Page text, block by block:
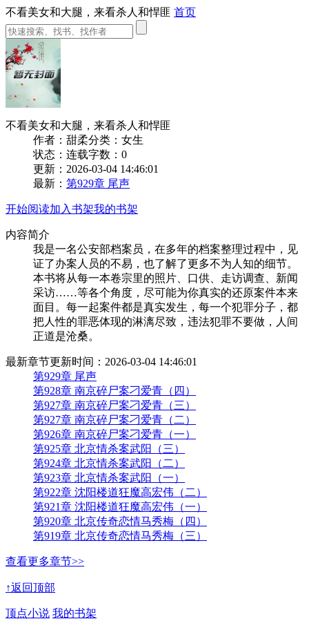
不看美女和大腿，来看杀人和悍匪 首页
不看美女和大腿，来看杀人和悍匪
作者：甜柔分类：女生
状态：连载字数：0
更新：2026-03-04 14:46:01
最新： 第929章 尾声
开始阅读加入书架我的书架
内容简介
我是一名公安部档案员，在多年的档案整理过程中，见
证了办案人员的不易，也了解了更多不为人知的细节。
本书将从每一本卷宗里的照片、口供、走访调查、新闻
采访……等各个角度，尽可能为你真实的还原案件本来
面目。每一起案件都是真实发生，每一个犯罪分子，都
把人性的罪恶体现的淋漓尽致，违法犯罪不要做，人间
正道是沧桑。
最新章节更新时间：2026-03-04 14:46:01
第929章 尾声
第928章 南京碎尸案刁爱青（四）
第927章 南京碎尸案刁爱青（三）
第927章 南京碎尸案刁爱青（二）
第926章 南京碎尸案刁爱青（一）
第925章 北京情杀案武阳（三）
第924章 北京情杀案武阳（二）
第923章 北京情杀案武阳（一）
第922章 沈阳楼道狂魔高宏伟（二）
第921章 沈阳楼道狂魔高宏伟（一）
第920章 北京传奇恋情马秀梅（四）
第919章 北京传奇恋情马秀梅（三）
查看更多章节>>
↑返回顶部
顶点小说 我的书架